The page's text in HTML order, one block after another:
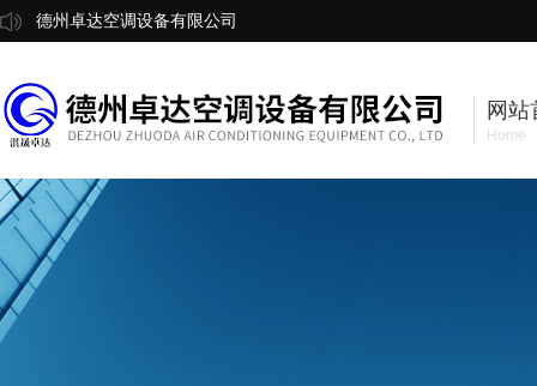
德州卓达空调设备有限公司
网站
Home